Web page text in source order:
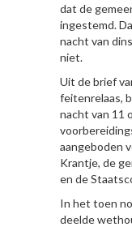
dat de
ingestemd.
nacht van
niet.
Uit de brief
feitenrelaas,
nacht van 11
aangeboden
Krantje, de
en de
In het toen
deelde